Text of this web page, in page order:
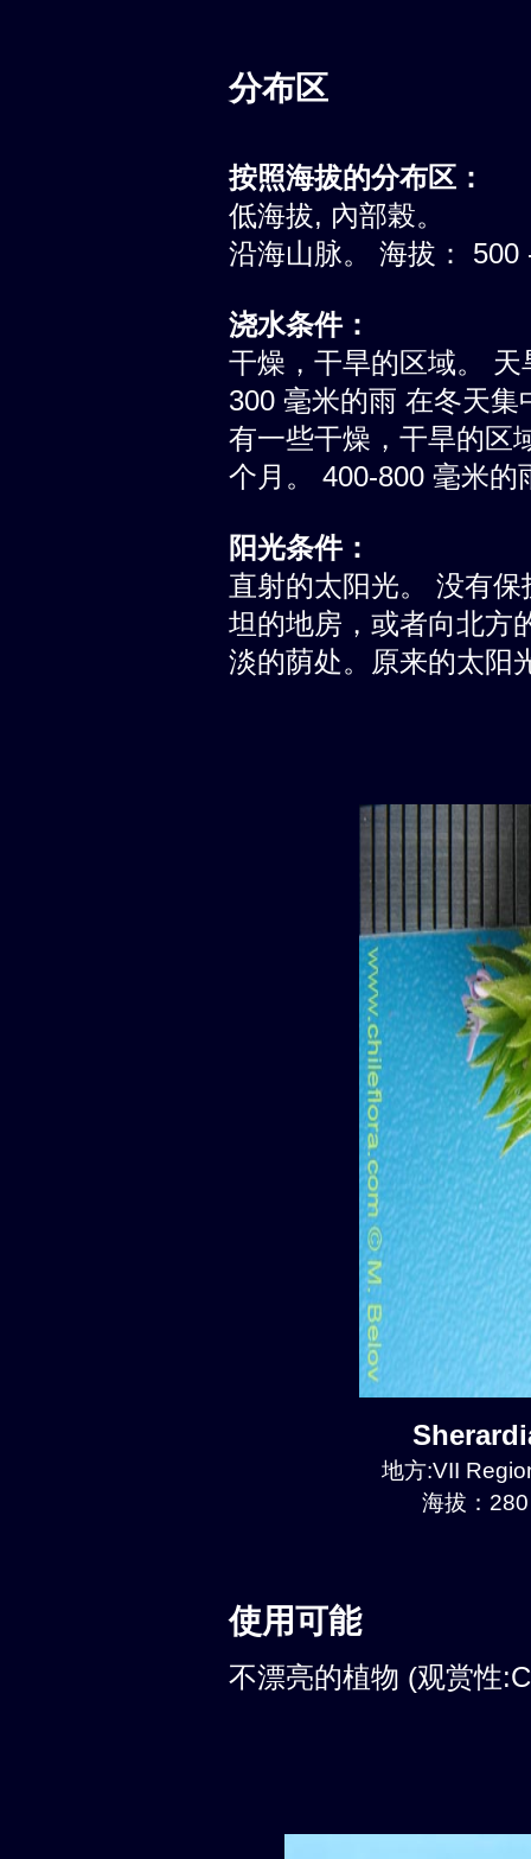
分布区
按照海拔的分布区：
低海拔, 內部榖。
沿海山脉。 海拔： 500
浇水条件：
干燥，干旱的区域。
300 毫米的雨 在冬天集
有一些干燥，干旱的区
个月。 400-800 毫米的
阳光条件：
直射的太阳光。 没有
坦的地房，或者向北方
淡的荫处。原来的太阳
地方:VII
海拔：
使用可能
不漂亮的植物 (观赏性